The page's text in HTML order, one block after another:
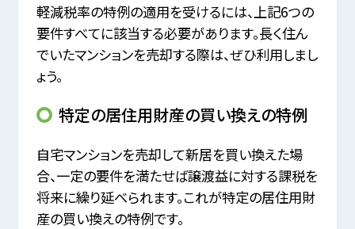
軽減税率の特例の適用を受けるには、上記6つの
要件すべてに該当する必要があります。長く住ん
でいたマンションを売却する際は、ぜひ利用しまし
ょう。
特定の居住用財産の買い換えの特例
自宅マンションを売却して新居を買い換えた場
合、一定の要件を満たせば譲渡益に対する課税を
将来に繰り延べられます。これが特定の居住用財
産の買い換えの特例です。